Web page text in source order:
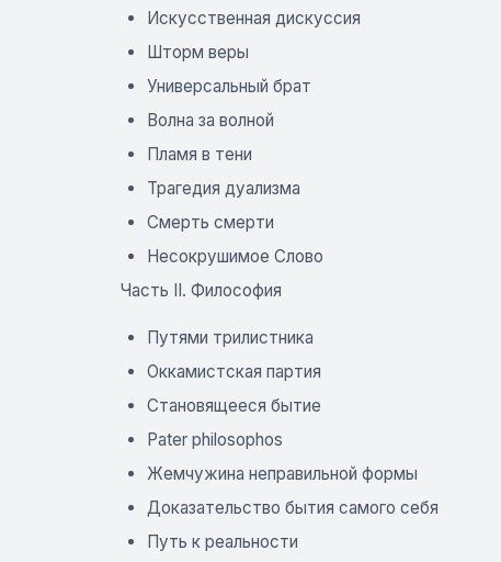
Искусственная дискуссия
Шторм веры
Универсальный брат
Волна за волной
Пламя в тени
Трагедия дуализма
Смерть смерти
Несокрушимое Слово
Часть II. Философия
Путями трилистника
Оккамистская партия
Становящееся бытие
Pater philosophos
Жемчужина неправильной формы
Доказательство бытия самого себя
Путь к реальности